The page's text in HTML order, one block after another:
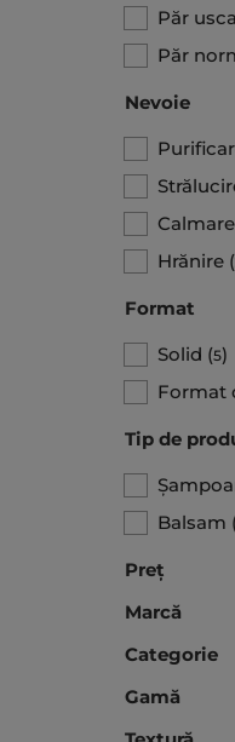
Păr
Păr
Nevoie
Calmare
Hrănire (
Format
Solid (5)
Format
Tip de
Balsam
Preț
Marcă
Categorie
Gamă